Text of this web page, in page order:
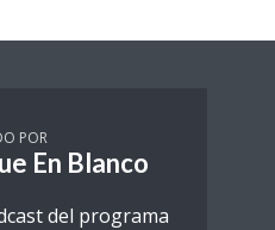
POR
En Blanco
del programa